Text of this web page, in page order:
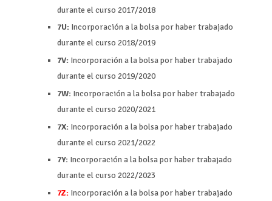
durante el curso 2017/2018
7U: Incorporación a la bolsa por haber trabajado
durante el curso 2018/2019
7V: Incorporación a la bolsa por haber trabajado
durante el curso 2019/2020
7W: Incorporación a la bolsa por haber trabajado
durante el curso 2020/2021
7X: Incorporación a la bolsa por haber trabajado
durante el curso 2021/2022
7Y: Incorporación a la bolsa por haber trabajado
durante el curso 2022/2023
7Z: Incorporación a la bolsa por haber trabajado